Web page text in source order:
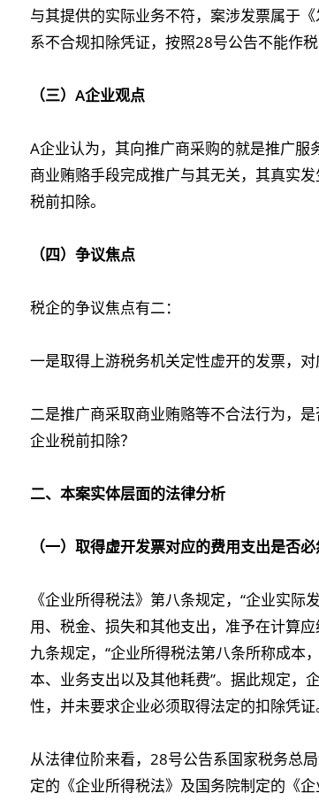
与其提供的实际业务不符，案涉发票属于
系不合规扣除凭证，按照28号公告不能作税
（三）A企业观点
A企业认为，其向推广商采购的就是推广
商业贿赂手段完成推广与其无关，其真实
税前扣除。
（四）争议焦点
税企的争议焦点有二：
一是取得上游税务机关定性虚开的发票，
二是推广商采取商业贿赂等不合法行为，
企业税前扣除？
二、本案实体层面的法律分析
（一）取得虚开发票对应的费用支出是否
《企业所得税法》第八条规定，“企业实
用、税金、损失和其他支出，准予在计算
九条规定，“企业所得税法第八条所称成本
本、业务支出以及其他耗费”。据此规定，
性，并未要求企业必须取得法定的扣除凭证
从法律位阶来看，28号公告系国家税务总
定的《企业所得税法》及国务院制定的《